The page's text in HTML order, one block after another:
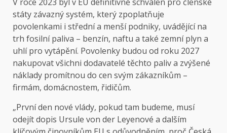
státy závazný systém, který zpoplatňuje
povolenkami i střední a menší podniky, uvádějící na
trh fosilní paliva – benzín, naftu a také zemní plyn a
uhlí pro vytápění. Povolenky budou od roku 2027
nakupovat všichni dodavatelé těchto paliv a zvýšené
náklady promítnou do cen svým zákazníkům –
firmám, domácnostem, řidičům.
„První den nové vlády, pokud tam budeme, musí
odejít dopis Ursule von der Leyenové a dalším